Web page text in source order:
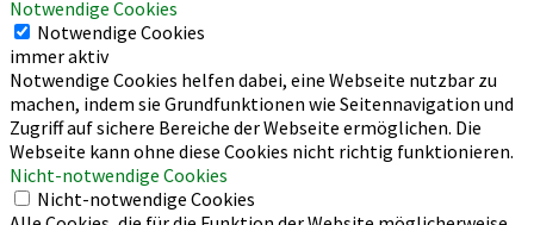
Notwendige Cookies
Notwendige Cookies
immer aktiv
Notwendige Cookies helfen dabei, eine Webseite nutzbar zu
machen, indem sie Grundfunktionen wie Seitennavigation und
Zugriff auf sichere Bereiche der Webseite ermöglichen. Die
Webseite kann ohne diese Cookies nicht richtig funktionieren.
Nicht-notwendige Cookies
Nicht-notwendige Cookies